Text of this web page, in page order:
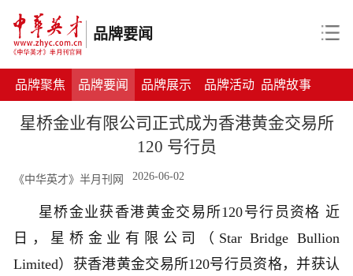
品牌要闻
品牌聚焦 品牌要闻 品牌展示 品牌活动 品牌故事
星桥金业有限公司正式成为香港黄金交易所
120 号行员
《中华英才》半月刊网 2026-06-02
星桥金业获香港黄金交易所120号行员资格 近
日，星桥金业有限公司（Star Bridge Bullion
Limited）获香港黄金交易所120号行员资格，并获认